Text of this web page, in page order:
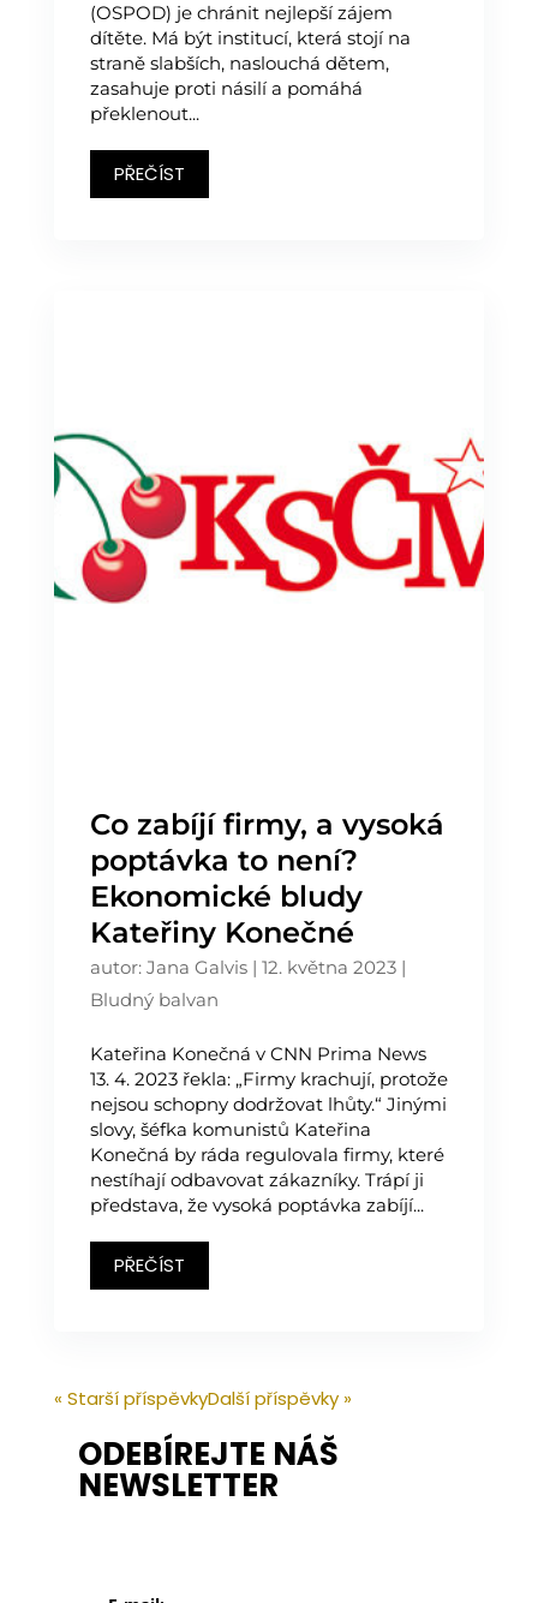
(OSPOD) je chránit nejlepší zájem
dítěte. Má být institucí, která stojí na
straně slabších, naslouchá dětem,
zasahuje proti násilí a pomáhá
překlenout...
PŘEČÍST
Co zabíjí firmy, a vysoká
poptávka to není?
Ekonomické bludy
Kateřiny Konečné
autor: Jana Galvis| 12. května 2023|
Bludný balvan
Kateřina Konečná v CNN Prima News
13. 4. 2023 řekla: „Firmy krachují, protože
nejsou schopny dodržovat lhůty.“ Jinými
slovy, šéfka komunistů Kateřina
Konečná by ráda regulovala firmy, které
nestíhají odbavovat zákazníky. Trápí ji
představa, že vysoká poptávka zabíjí...
PŘEČÍST
« Starší příspěvkyDalší příspěvky »
ODEBÍREJTE NÁŠ
NEWSLETTER